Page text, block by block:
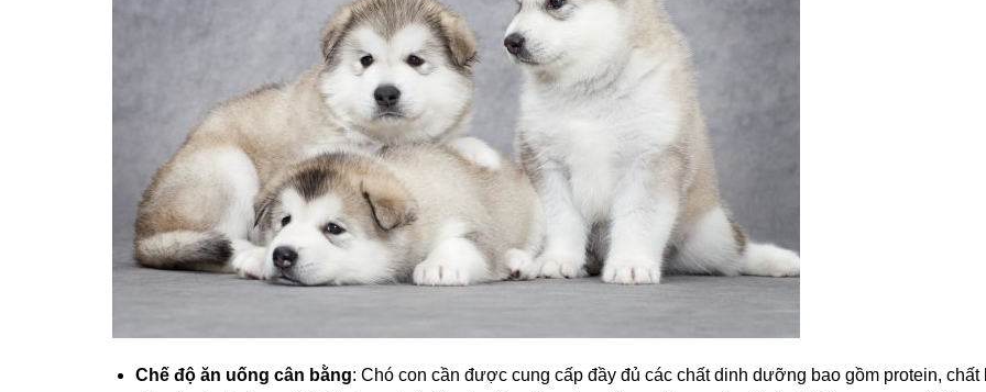
Chế độ ăn uống cân bằng: Chó con cần được cung cấp đầy đủ các chất dinh dưỡng bao gồm protein, chất